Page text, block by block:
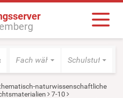
Fach wählen Schulstufe
naturwissenschaftliche
7-10